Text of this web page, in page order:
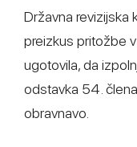
Državna revizijska
preizkus pritožbe
ugotovila, da
odstavka 54.
obravnavo.